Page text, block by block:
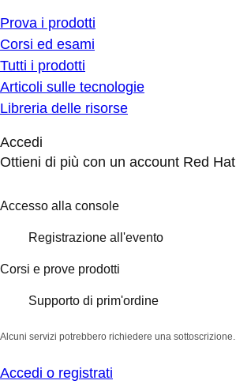
Prova i prodotti
Corsi ed esami
Tutti i prodotti
Articoli sulle tecnologie
Libreria delle risorse
Accedi
Ottieni di più con un account Red Hat
Accesso alla console
Registrazione all'evento
Corsi e prove prodotti
Supporto di prim'ordine
Alcuni servizi potrebbero richiedere una sottoscrizione.
Accedi o registrati